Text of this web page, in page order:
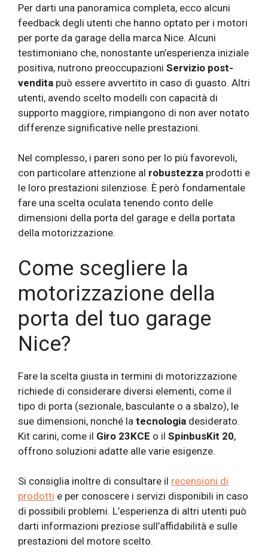
Per darti una panoramica completa, ecco alcuni
feedback degli utenti che hanno optato per i motori
per porte da garage della marca Nice. Alcuni
testimoniano che, nonostante un’esperienza iniziale
positiva, nutrono preoccupazioni Servizio post-
vendita può essere avvertito in caso di guasto. Altri
utenti, avendo scelto modelli con capacità di
supporto maggiore, rimpiangono di non aver notato
differenze significative nelle prestazioni.
Nel complesso, i pareri sono per lo più favorevoli,
con particolare attenzione al robustezza prodotti e
le loro prestazioni silenziose. È però fondamentale
fare una scelta oculata tenendo conto delle
dimensioni della porta del garage e della portata
della motorizzazione.
Come scegliere la
motorizzazione della
porta del tuo garage
Nice?
Fare la scelta giusta in termini di motorizzazione
richiede di considerare diversi elementi, come il
tipo di porta (sezionale, basculante o a sbalzo), le
sue dimensioni, nonché la tecnologia desiderato.
Kit carini, come il Giro 23KCE o il SpinbusKit 20,
offrono soluzioni adatte alle varie esigenze.
Si consiglia inoltre di consultare il recensioni di
prodotti e per conoscere i servizi disponibili in caso
di possibili problemi. L’esperienza di altri utenti può
darti informazioni preziose sull’affidabilità e sulle
prestazioni del motore scelto.